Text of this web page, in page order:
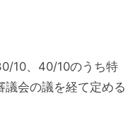
10、40/10のうち特
議会の議を経て定める